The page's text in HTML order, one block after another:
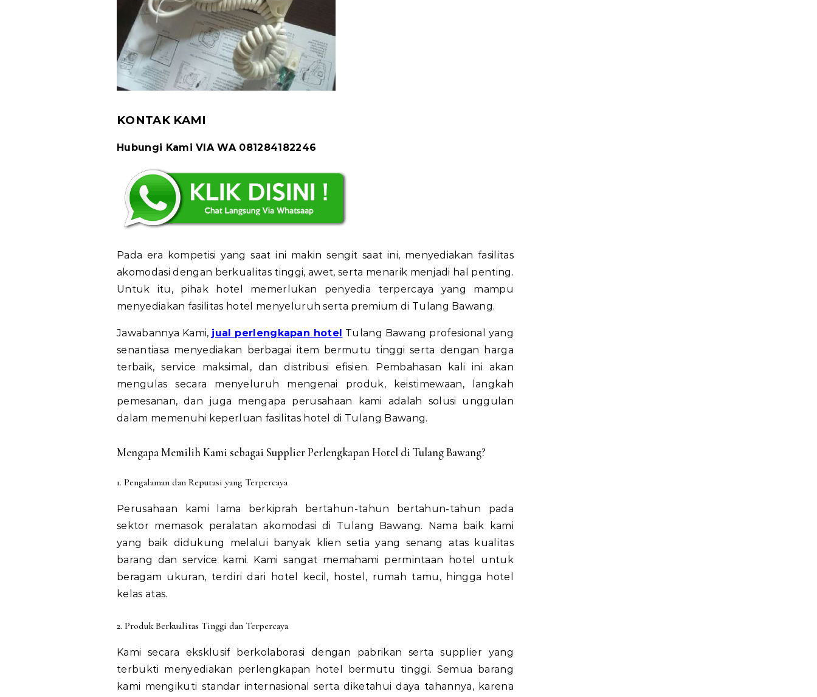
KONTAK KAMI
Hubungi Kami VIA WA 081284182246
Pada era kompetisi yang saat ini makin sengit saat ini, menyediakan fasilitas
akomodasi dengan berkualitas tinggi, awet, serta menarik menjadi hal penting.
Untuk itu, pihak hotel memerlukan penyedia terpercaya yang mampu
menyediakan fasilitas hotel menyeluruh serta premium di Tulang Bawang.
Jawabannya Kami, jual perlengkapan hotel Tulang Bawang profesional yang
senantiasa menyediakan berbagai item bermutu tinggi serta dengan harga
terbaik, service maksimal, dan distribusi efisien. Pembahasan kali ini akan
mengulas secara menyeluruh mengenai produk, keistimewaan, langkah
pemesanan, dan juga mengapa perusahaan kami adalah solusi unggulan
dalam memenuhi keperluan fasilitas hotel di Tulang Bawang.
Mengapa Memilih Kami sebagai Supplier Perlengkapan Hotel di Tulang Bawang?
1. Pengalaman dan Reputasi yang Terpercaya
Perusahaan kami lama berkiprah bertahun-tahun bertahun-tahun pada
sektor memasok peralatan akomodasi di Tulang Bawang. Nama baik kami
yang baik didukung melalui banyak klien setia yang senang atas kualitas
barang dan service kami. Kami sangat memahami permintaan hotel untuk
beragam ukuran, terdiri dari hotel kecil, hostel, rumah tamu, hingga hotel
kelas atas.
2. Produk Berkualitas Tinggi dan Terpercaya
Kami secara eksklusif berkolaborasi dengan pabrikan serta supplier yang
terbukti menyediakan perlengkapan hotel bermutu tinggi. Semua barang
kami mengikuti standar internasional serta diketahui daya tahannya, karena